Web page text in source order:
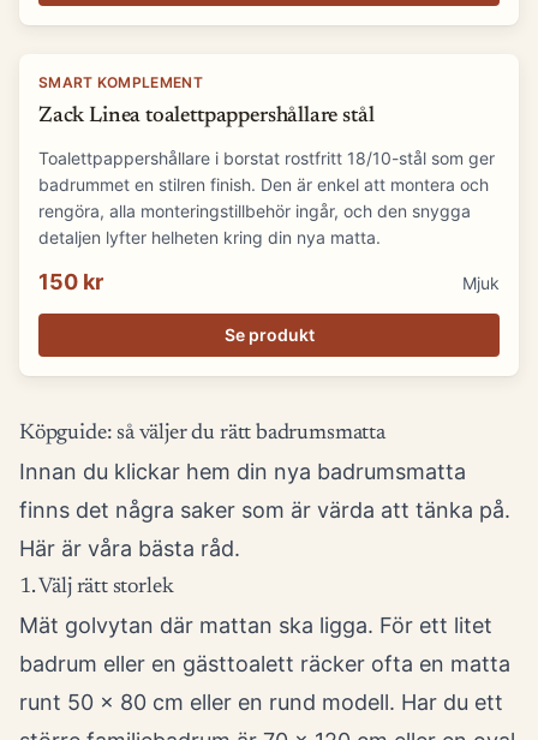
SMART KOMPLEMENT
Zack Linea toalettpappershållare stål
Toalettpappershållare i borstat rostfritt 18/10-stål som ger
badrummet en stilren finish. Den är enkel att montera och
rengöra, alla monteringstillbehör ingår, och den snygga
detaljen lyfter helheten kring din nya matta.
150 kr Mjuk
Se produkt
Köpguide: så väljer du rätt badrumsmatta
Innan du klickar hem din nya badrumsmatta
finns det några saker som är värda att tänka på.
Här är våra bästa råd.
1. Välj rätt storlek
Mät golvytan där mattan ska ligga. För ett litet
badrum eller en gästtoalett räcker ofta en matta
runt 50 x 80 cm eller en rund modell. Har du ett